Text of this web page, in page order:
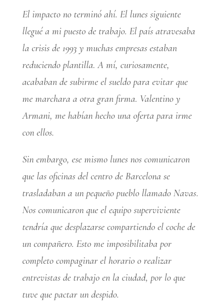
El impacto no terminó ahí. El lunes siguiente
llegué a mi puesto de trabajo. El país atravesaba
la crisis de 1993 y muchas empresas estaban
reduciendo plantilla. A mí, curiosamente,
acababan de subirme el sueldo para evitar que
me marchara a otra gran firma. Valentino y
Armani, me habían hecho una oferta para irme
con ellos.
Sin embargo, ese mismo lunes nos comunicaron
que las oficinas del centro de Barcelona se
trasladaban a un pequeño pueblo llamado Navas.
Nos comunicaron que el equipo superviviente
tendría que desplazarse compartiendo el coche de
un compañero. Esto me imposibilitaba por
completo compaginar el horario o realizar
entrevistas de trabajo en la ciudad, por lo que
tuve que pactar un despido.